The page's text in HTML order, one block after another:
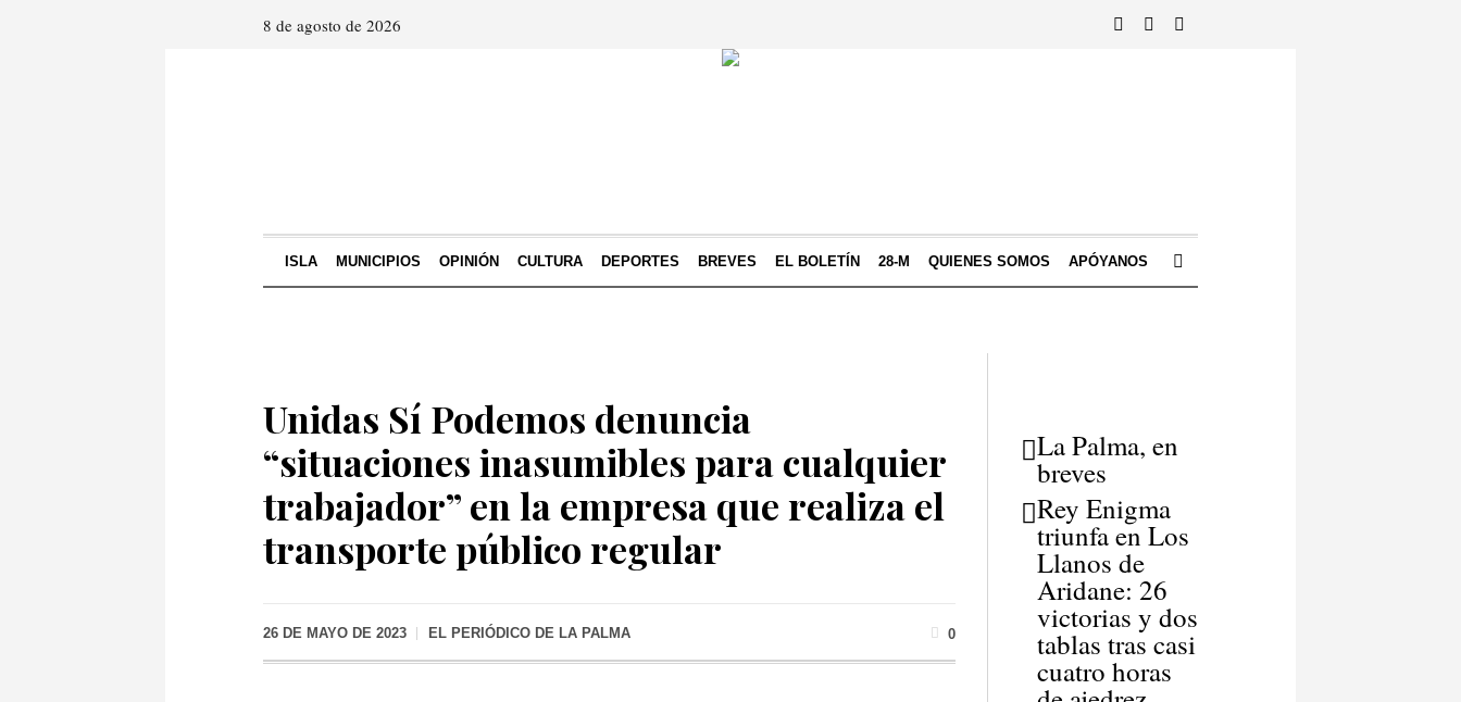
8 de agosto de 2026
ISLA MUNICIPIOS OPINIÓN CULTURA DEPORTES BREVES EL BOLETÍN 28-M QUIENES SOMOS APÓYANOS
Unidas Sí Podemos denuncia
“situaciones inasumibles para cualquier
trabajador” en la empresa que realiza el
transporte público regular
26 DE MAYO DE 2023 EL PERIÓDICO DE LA PALMA 0
La Palma, en
breves
Rey Enigma
triunfa en Los
Llanos de
Aridane: 26
victorias y dos
tablas tras casi
cuatro horas